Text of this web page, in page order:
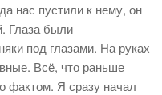
нас пустили к нему, он
Глаза были
под глазами. На руках
Всё, что раньше
фактом. Я сразу начал